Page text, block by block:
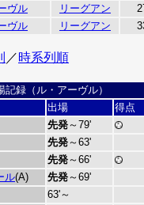
ヴル リーグアン
ヴル リーグアン
／時系列順
録（ル・アーヴル）
出場 得点
先発～79'
先発～63'
先発～66'
ル(A) 先発～69'
63'～